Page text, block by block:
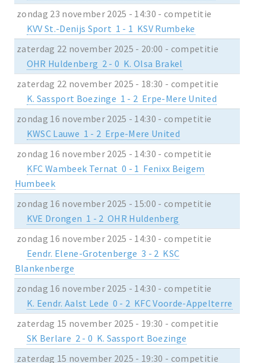
zondag 23 november 2025 - 14:30 - competitie
KVV St.-Denijs Sport 1 - 1 KSV Rumbeke
zaterdag 22 november 2025 - 20:00 - competitie
OHR Huldenberg 2 - 0 K. Olsa Brakel
zaterdag 22 november 2025 - 18:30 - competitie
K. Sassport Boezinge 1 - 2 Erpe-Mere United
zondag 16 november 2025 - 14:30 - competitie
KWSC Lauwe 1 - 2 Erpe-Mere United
zondag 16 november 2025 - 14:30 - competitie
KFC Wambeek Ternat 0 - 1 Fenixx Beigem
Humbeek
zondag 16 november 2025 - 15:00 - competitie
KVE Drongen 1 - 2 OHR Huldenberg
zondag 16 november 2025 - 14:30 - competitie
Eendr. Elene-Grotenberge 3 - 2 KSC
Blankenberge
zondag 16 november 2025 - 14:30 - competitie
K. Eendr. Aalst Lede 0 - 2 KFC Voorde-Appelterre
zaterdag 15 november 2025 - 19:30 - competitie
SK Berlare 2 - 0 K. Sassport Boezinge
zaterdag 15 november 2025 - 19:30 - competitie